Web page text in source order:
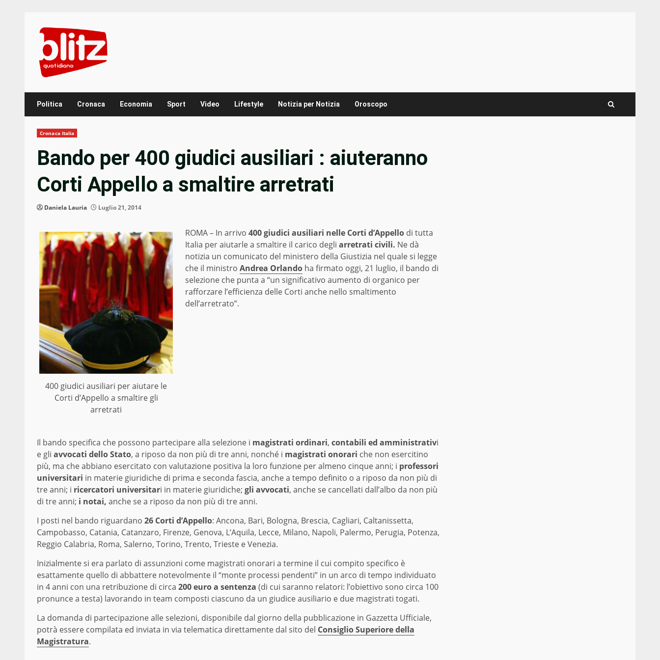
content
Politica Cronaca Economia Sport Video Lifestyle Notizia per Notizia Oroscopo
Cronaca Italia
Bando per 400 giudici ausiliari : aiuteranno
Corti Appello a smaltire arretrati
Daniela Lauria Luglio 21, 2014
400 giudici ausiliari per aiutare le
Corti d’Appello a smaltire gli
arretrati
ROMA – In arrivo 400 giudici ausiliari nelle Corti d’Appello di tutta
Italia per aiutarle a smaltire il carico degli arretrati civili. Ne dà
notizia un comunicato del ministero della Giustizia nel quale si legge
che il ministro Andrea Orlando ha firmato oggi, 21 luglio, il bando di
selezione che punta a “un significativo aumento di organico per
rafforzare l’efficienza delle Corti anche nello smaltimento
dell’arretrato”.
Il bando specifica che possono partecipare alla selezione i magistrati ordinari, contabili ed amministrativi
e gli avvocati dello Stato, a riposo da non più di tre anni, nonché i magistrati onorari che non esercitino
più, ma che abbiano esercitato con valutazione positiva la loro funzione per almeno cinque anni; i professori
universitari in materie giuridiche di prima e seconda fascia, anche a tempo definito o a riposo da non più di
tre anni; i ricercatori universitari in materie giuridiche; gli avvocati, anche se cancellati dall’albo da non più
di tre anni; i notai, anche se a riposo da non più di tre anni.
I posti nel bando riguardano 26 Corti d’Appello: Ancona, Bari, Bologna, Brescia, Cagliari, Caltanissetta,
Campobasso, Catania, Catanzaro, Firenze, Genova, L’Aquila, Lecce, Milano, Napoli, Palermo, Perugia, Potenza,
Reggio Calabria, Roma, Salerno, Torino, Trento, Trieste e Venezia.
Inizialmente si era parlato di assunzioni come magistrati onorari a termine il cui compito specifico è
esattamente quello di abbattere notevolmente il “monte processi pendenti” in un arco di tempo individuato
in 4 anni con una retribuzione di circa 200 euro a sentenza (di cui saranno relatori: l’obiettivo sono circa 100
pronunce a testa) lavorando in team composti ciascuno da un giudice ausiliario e due magistrati togati.
La domanda di partecipazione alle selezioni, disponibile dal giorno della pubblicazione in Gazzetta Ufficiale,
potrà essere compilata ed inviata in via telematica direttamente dal sito del Consiglio Superiore della
Magistratura.